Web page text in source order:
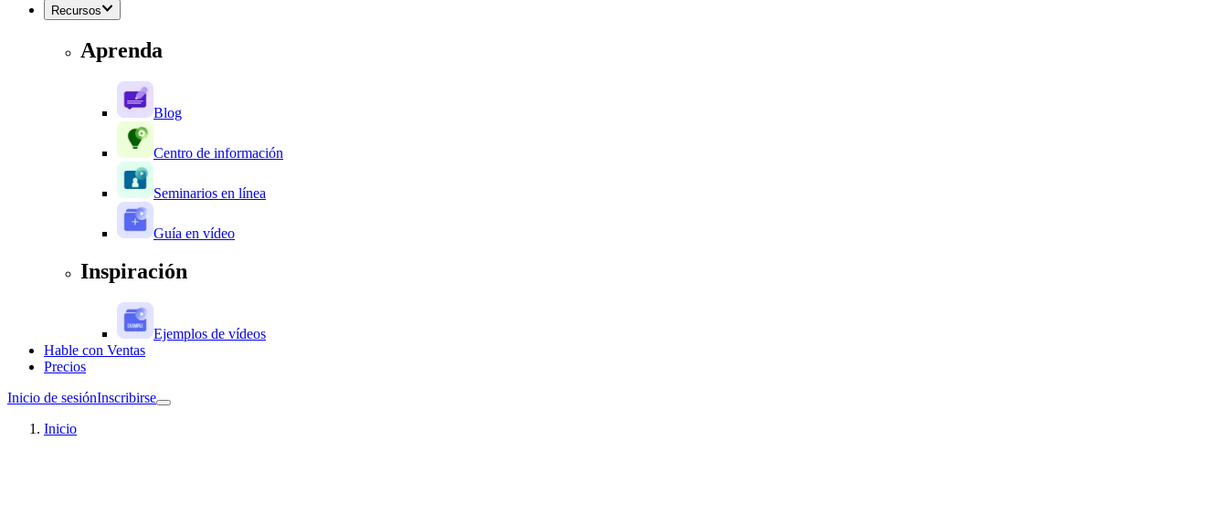
Recursos
Aprenda
Blog
Centro de información
Seminarios en línea
Guía en vídeo
Inspiración
Ejemplos de vídeos
Hable con Ventas
Precios
Inicio de sesiónInscribirse
Inicio